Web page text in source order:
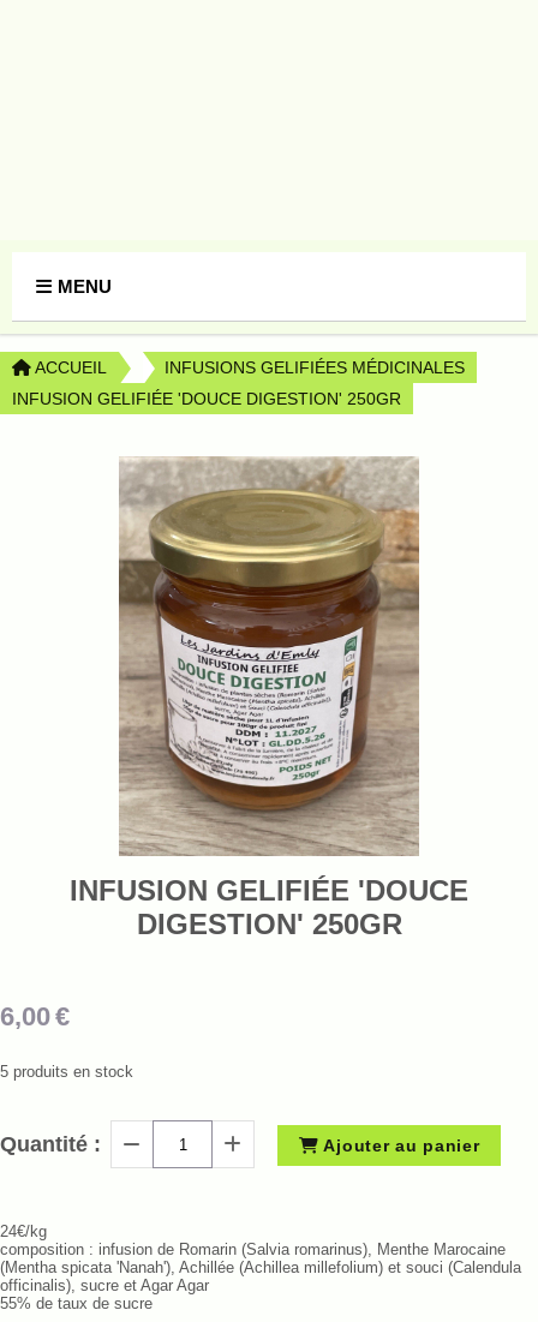
MENU
ACCUEIL
INFUSIONS GELIFIÉES MÉDICINALES
INFUSION GELIFIÉE 'DOUCE DIGESTION' 250GR
INFUSION GELIFIÉE 'DOUCE
DIGESTION' 250GR
6,00€
5 produits en stock
Quantité : Ajouter au panier
24€/kg
composition : infusion de Romarin (Salvia romarinus), Menthe Marocaine
(Mentha spicata 'Nanah'), Achillée (Achillea millefolium) et souci (Calendula
officinalis), sucre et Agar Agar
55% de taux de sucre